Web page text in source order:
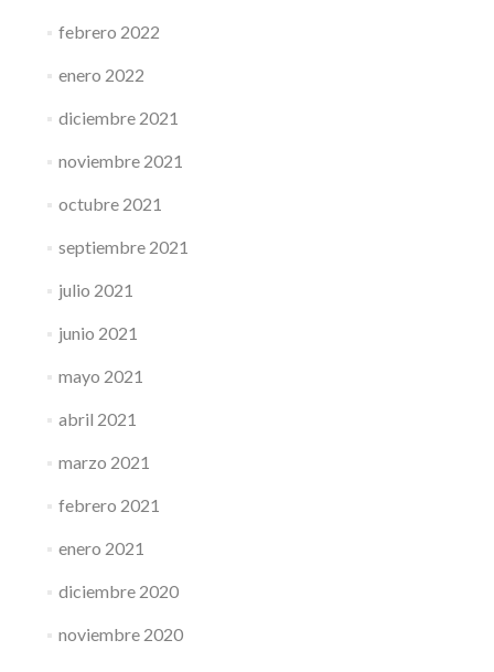
febrero 2022
enero 2022
diciembre 2021
noviembre 2021
octubre 2021
septiembre 2021
julio 2021
junio 2021
mayo 2021
abril 2021
marzo 2021
febrero 2021
enero 2021
diciembre 2020
noviembre 2020